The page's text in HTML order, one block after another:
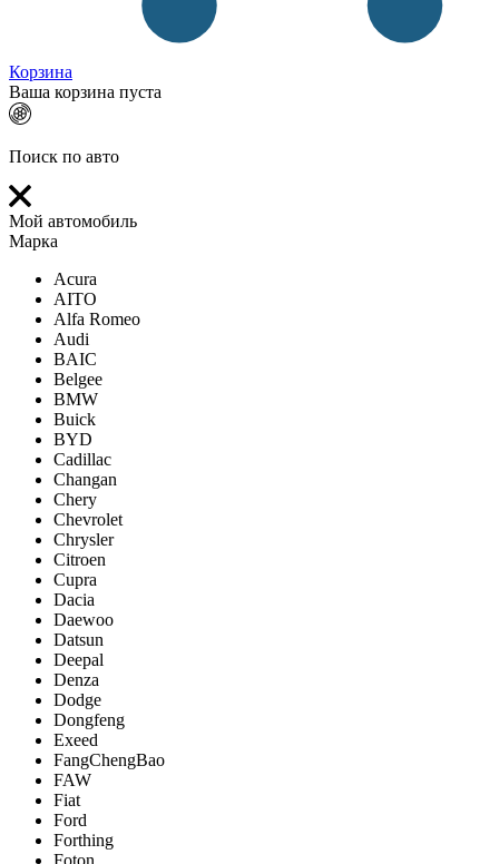
Корзина
Ваша корзина пуста
Поиск по авто
Мой автомобиль
Марка
Acura
AITO
Alfa Romeo
Audi
BAIC
Belgee
BMW
Buick
BYD
Cadillac
Changan
Chery
Chevrolet
Chrysler
Citroen
Cupra
Dacia
Daewoo
Datsun
Deepal
Denza
Dodge
Dongfeng
Exeed
FangChengBao
FAW
Fiat
Ford
Forthing
Foton